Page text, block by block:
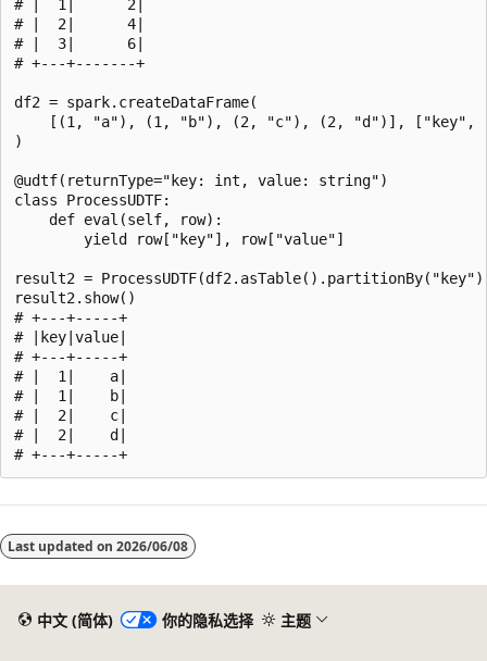
# |  1|      2|
# |  2|      4|
# |  3|      6|
# +---+-------+
df2 = spark.createDataFrame(
[(1, "a"), (1, "b"), (2, "c"), (2, "d")], ["key",
)
@udtf(returnType="key: int, value: string")
class ProcessUDTF:
    def eval(self, row):
        yield row["key"], row["value"]
result2 =
result2.show()
# +---+-----+
# |key|value|
# +---+-----+
# |  1|    a|
# |  1|    b|
# |  2|    c|
# |  2|    d|
模
式
Last updated on 2026/06/08
中文 (简体) 你的隐私选择 主题